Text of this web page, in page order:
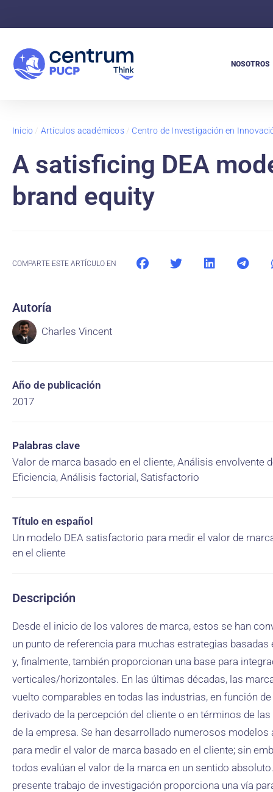
NOSOTROS
Inicio / Artículos académicos/ Centro de Investigación en
A satisficing DEA
brand equity
COMPARTE ESTE ARTÍCULO EN
Autoría
Charles Vincent
Año de publicación
2017
Palabras clave
Valor de marca basado en el cliente, Análisis envolvente
Eficiencia, Análisis factorial, Satisfactorio
Título en español
Un modelo DEA satisfactorio para medir el valor de
en el cliente
Descripción
Desde el inicio de los valores de marca, estos se han
un punto de referencia para muchas estrategias basadas
y, finalmente, también proporcionan una base para
verticales/horizontales. En las últimas décadas, las
vuelto comparables en todas las industrias, en función
derivado de la percepción del cliente o en términos de
de la empresa. Se han desarrollado numerosos modelos
para medir el valor de marca basado en el cliente; sin
todos evalúan el valor de la marca en un sentido
presente trabajo de investigación proporciona una vía